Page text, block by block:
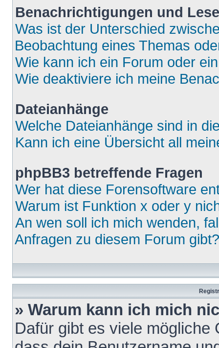
Benachrichtigungen und
Was ist der Unterschied
Beobachtung eines Themas
Wie kann ich ein Forum oder
Wie deaktiviere ich meine
Dateianhänge
Welche Dateianhänge sind in
Kann ich eine Übersicht all
phpBB3 betreffende Fragen
Wer hat diese Forensoftware
Warum ist Funktion x oder y
An wen soll ich mich wenden,
Anfragen zu diesem Forum gibt?
» Warum kann ich mich
Dafür gibt es viele